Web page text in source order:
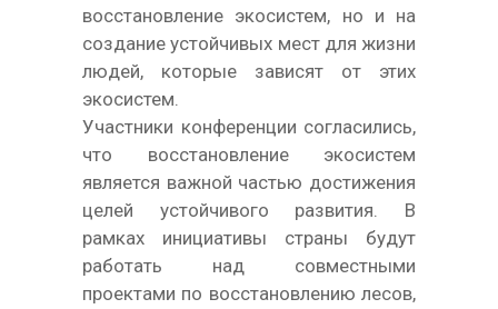
восстановление экосистем, но и на
создание устойчивых мест для жизни
людей, которые зависят от этих
экосистем.
Участники конференции согласились,
что восстановление экосистем
является важной частью достижения
целей устойчивого развития. В
рамках инициативы страны будут
работать над совместными
проектами по восстановлению лесов,